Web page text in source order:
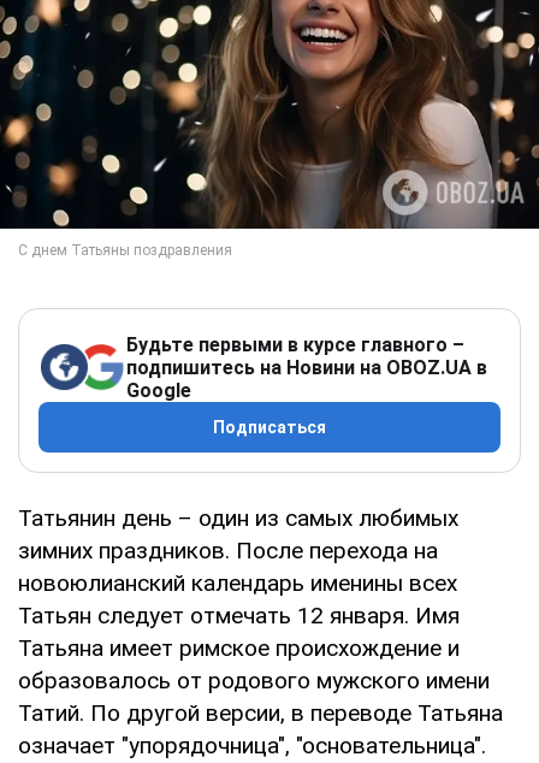
Будьте первыми в курсе главного –
подпишитесь на Новини на OBOZ.UA в
Google
Подписаться
Татьянин день – один из самых любимых
зимних праздников. После перехода на
новоюлианский календарь именины всех
Татьян следует отмечать 12 января. Имя
Татьяна имеет римское происхождение и
образовалось от родового мужского имени
Татий. По другой версии, в переводе Татьяна
означает "упорядочница", "основательница".